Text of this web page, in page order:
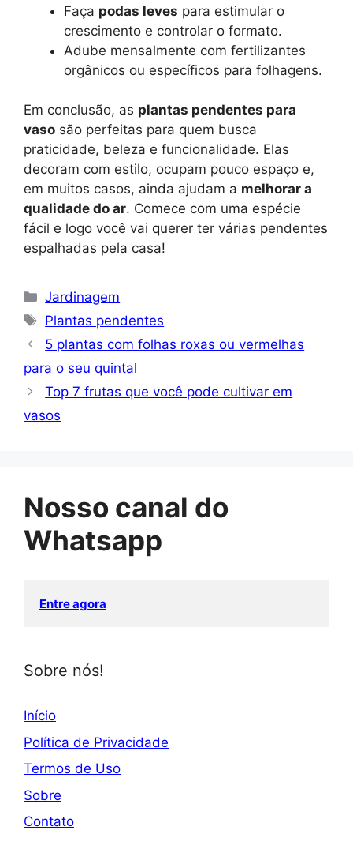
Faça podas leves para estimular o
crescimento e controlar o formato.
Adube mensalmente com fertilizantes
orgânicos ou específicos para folhagens.
Em conclusão, as plantas pendentes para
vaso são perfeitas para quem busca
praticidade, beleza e funcionalidade. Elas
decoram com estilo, ocupam pouco espaço e,
em muitos casos, ainda ajudam a melhorar a
qualidade do ar. Comece com uma espécie
fácil e logo você vai querer ter várias pendentes
espalhadas pela casa!
Categorias
Jardinagem
Tags
Plantas pendentes
5 plantas com folhas roxas ou vermelhas
para o seu quintal
Top 7 frutas que você pode cultivar em
vasos
Nosso canal do
Whatsapp
Entre agora
Sobre nós!
Início
Política de Privacidade
Termos de Uso
Sobre
Contato